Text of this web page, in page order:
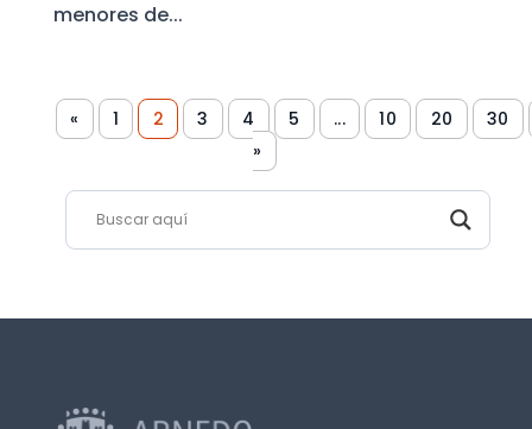
menores de...
« 1 2 3 4 5 ... 10 20
30
»